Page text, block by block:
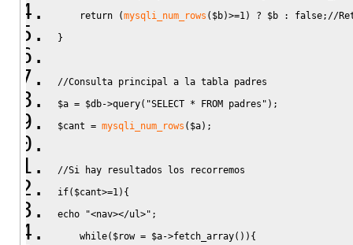
return
(mysqli_num_rows ( $b)>=1 ) ? $b : false; //
}
//Consulta principal a la tabla padres
$a = $db->query( "SELECT * FROM padres" ) ;
$cant = mysqli_num_rows ( $a) ;
//Si hay resultados los recorremos
if( $cant>=1 ) {
echo
"<nav></ul>" ;
while( $row = $a->fetch_array( ) ) {